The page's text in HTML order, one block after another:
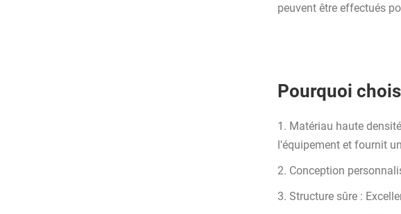
peuvent être effectués
Pourquoi
1. Matériau haute
l'équipement et fournit
2. Conception
3. Structure sûre :